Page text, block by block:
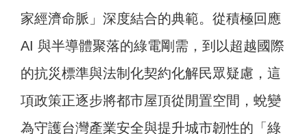
家經濟命脈」深度結合的典範。從積極回應
AI 與半導體聚落的綠電剛需，到以超越國際
的抗災標準與法制化契約化解民眾疑慮，這
項政策正逐步將都市屋頂從閒置空間，蛻變
為守護台灣產業安全與提升城市韌性的「綠